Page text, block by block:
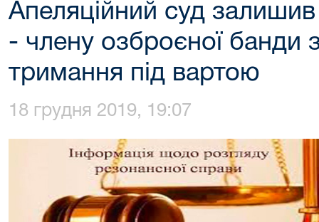
Апеляційний суд
- члену озброєної банди
тримання під вартою
18 грудня 2019, 19:07